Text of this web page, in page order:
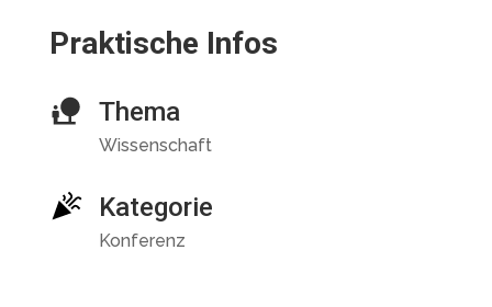
Praktische Infos
Thema
Wissenschaft
Kategorie
Konferenz